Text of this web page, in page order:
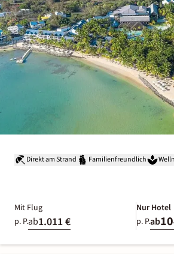
Direkt am Strand Familienfreundlich
Mit Flug
p. P.ab1.011 €
Nur Hotel
p. P.ab